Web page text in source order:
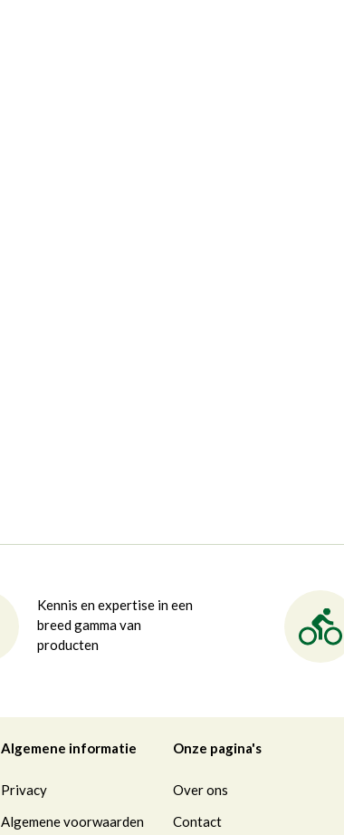
Kennis en expertise in een
breed gamma van
producten
Algemene informatie
Privacy
Algemene voorwaarden
Onze pagina's
Over ons
Contact